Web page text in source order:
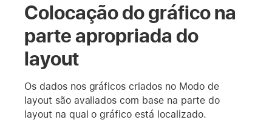
Colocação do gráfico na
parte apropriada do
layout
Os dados nos gráficos criados no Modo de
layout são avaliados com base na parte do
layout na qual o gráfico está localizado.